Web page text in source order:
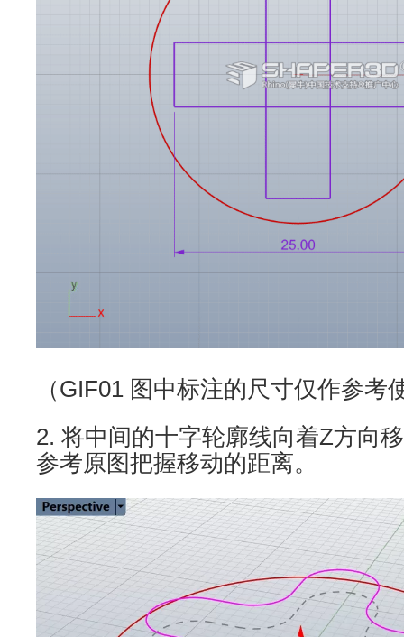
（GIF01 图中标注的尺寸仅作参考
2. 将中间的十字轮廓线向着Z方向
参考原图把握移动的距离。